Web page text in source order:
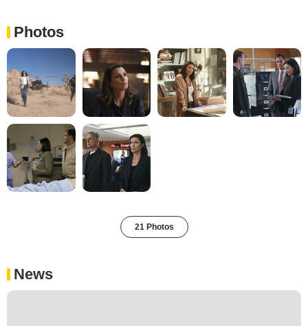
Photos
21 Photos
News